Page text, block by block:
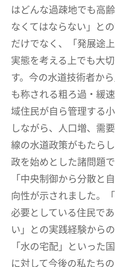
はどんな過疎地でも高
なくてはならない」と
だけでなく、「発展途
実態を考える上でも大
す。今の水道技術者か
も称される粗ろ過・緩
域住民が自ら管理する
しながら、人口増、需
線の水道政策がもたら
政を始めとした諸問題
「中央制御から分散と
向性が示されました。
必要としている住民で
い」との実践経験から
「水の宅配」といった
に対して今後の私たち